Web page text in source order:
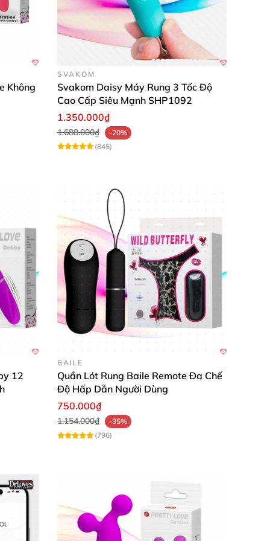
kếcác vết gân dạng lưới. Mỗi khi thủ
Ngoài racác nàngcũngcó thể
khi thủ dâm không gây đau rát “cô bé”
được bọc full silicon , kháng nước 100%. Sử
giữa cuộc vui. Chỉ cần cắm điện 1,5-2h là
Không
SVAKOM
Svakom Daisy Máy Rung 3 Tốc Độ
Cao Cấp Siêu Mạnh SHP1092
1.350.000₫
1.688.000₫
-20%
(845)
12
BAILE
Quần Lót Rung Baile Remote Đa Chế
Độ Hấp Dẫn Người Dùng
750.000₫
1.154.000₫
-35%
(796)